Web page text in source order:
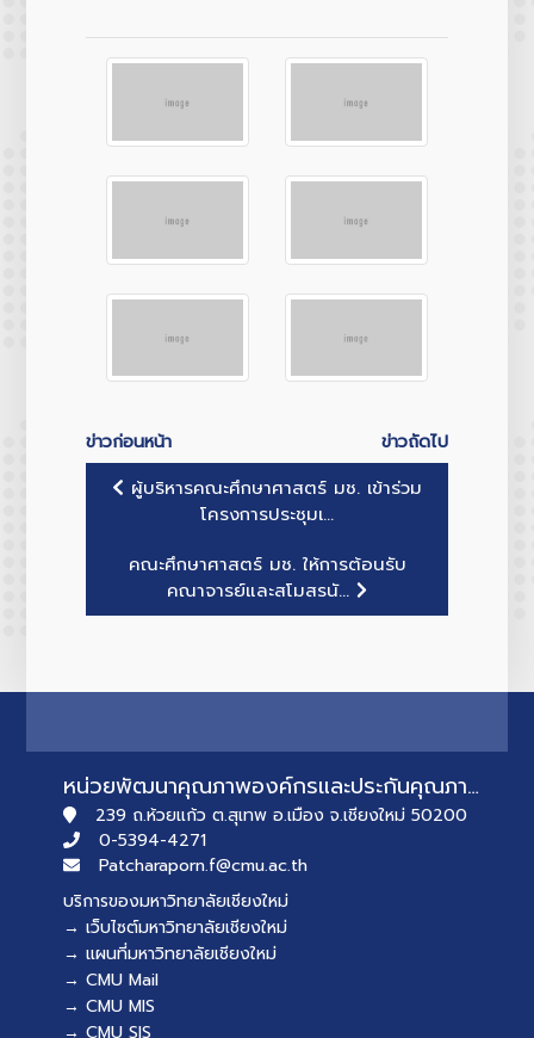
ข่าวก่อนหน้า
ข่าวถัดไป
ผู้บริหารคณะศึกษาศาสตร์ มช. เข้าร่วม
โครงการประชุมเ...
คณะศึกษาศาสตร์ มช. ให้การต้อนรับ
คณาจารย์และสโมสรนั...
หน่วยพัฒนาคุณภาพองค์กรและประกันคุณภาพการศึกษา
239 ถ.ห้วยแก้ว ต.สุเทพ อ.เมือง จ.เชียงใหม่ 50200
0-5394-4271
Patcharaporn.f@cmu.ac.th
บริการของมหาวิทยาลัยเชียงใหม่
→ เว็บไซต์มหาวิทยาลัยเชียงใหม่
→ แผนที่มหาวิทยาลัยเชียงใหม่
→ CMU Mail
→ CMU MIS